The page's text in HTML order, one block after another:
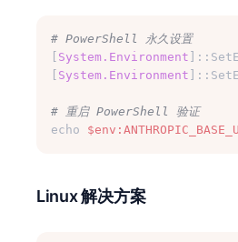
# PowerShell 永久设置
System.Environment
System.Environment
# 重启 PowerShell 验证
echo
Linux 解决方案